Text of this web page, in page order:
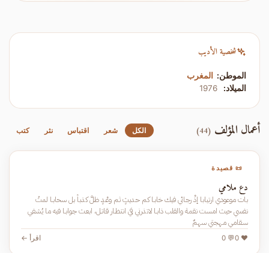
شخصية الأديب
الموطن:
المغرب
الميلاد:
أعمال المؤلف (44) الكل شعر اقتباس نثر كتب
📜 قصيدة
دع ملامي
بات موعودي ارتيابا إذْ رجـائي فيك خابـا كم حـديثٍ ثم وعْـدٍ ظلَّ كذباً بل سحابـا لمتُ
نفسي حيث امست نقمـة والقلب ذابـا لاتذرني في انتظـار قاتـل، ابعـث جـوابـا فيه ما يُشفي
سـقامي مـهجتي سهمٌ
❤️ 0
💬 0 اقرأ ←